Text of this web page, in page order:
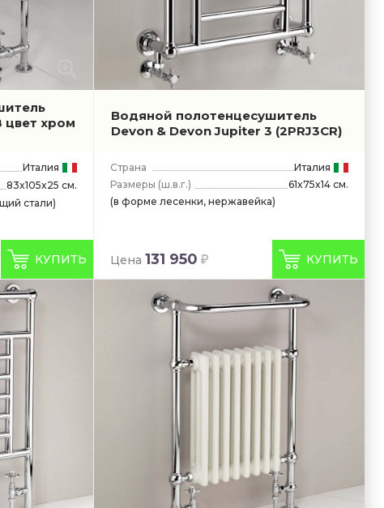
цвет хром
Италия
83x105x25 см.
стали)
КУПИТЬ
Водяной полотенцесушитель
Devon & Devon Jupiter 3 (2PRJ3CR)
Страна
Италия
Размеры (ш.в.г.)
61x75x14 см.
(в форме лесенки, нержавейка)
Цена 131 950 КУПИТЬ